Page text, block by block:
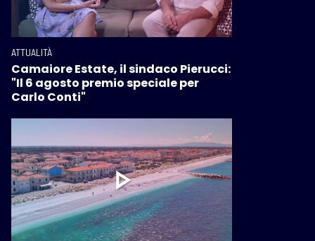
ATTUALITÀ
Camaiore Estate, il sindaco Pierucci:
"Il 6 agosto premio speciale per
Carlo Conti"